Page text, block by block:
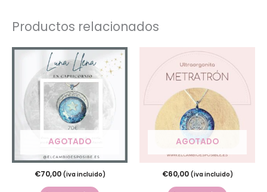
Productos relacionados
AGOTADO
€70,00 (iva incluido)
AGOTADO
€60,00 (iva incluido)